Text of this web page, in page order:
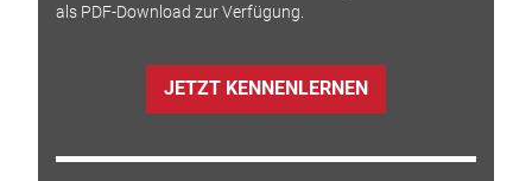
als PDF-Download zur Verfügung.
JETZT KENNENLERNEN